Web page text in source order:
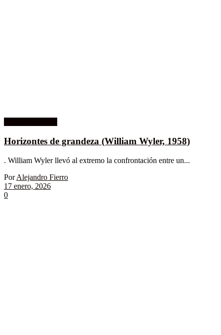
Horizontes de grandeza (William Wyler, 1958)
. William Wyler llevó al extremo la confrontación entre un...
Por Alejandro Fierro
17 enero, 2026
0